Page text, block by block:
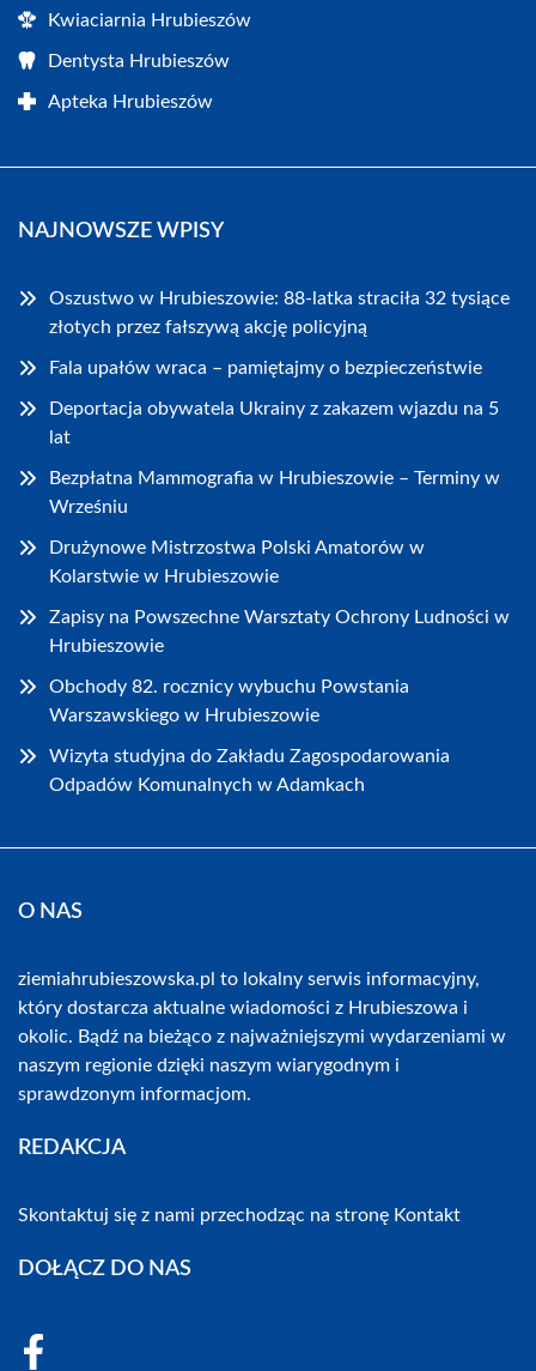
Kwiaciarnia Hrubieszów
Dentysta Hrubieszów
Apteka Hrubieszów
NAJNOWSZE WPISY
Oszustwo w Hrubieszowie: 88-latka straciła 32 tysiące
złotych przez fałszywą akcję policyjną
Fala upałów wraca – pamiętajmy o bezpieczeństwie
Deportacja obywatela Ukrainy z zakazem wjazdu na 5
lat
Bezpłatna Mammografia w Hrubieszowie – Terminy w
Wrześniu
Drużynowe Mistrzostwa Polski Amatorów w
Kolarstwie w Hrubieszowie
Zapisy na Powszechne Warsztaty Ochrony Ludności w
Hrubieszowie
Obchody 82. rocznicy wybuchu Powstania
Warszawskiego w Hrubieszowie
Wizyta studyjna do Zakładu Zagospodarowania
Odpadów Komunalnych w Adamkach
O NAS
ziemiahrubieszowska.pl to lokalny serwis informacyjny,
który dostarcza aktualne wiadomości z Hrubieszowa i
okolic. Bądź na bieżąco z najważniejszymi wydarzeniami w
naszym regionie dzięki naszym wiarygodnym i
sprawdzonym informacjom.
REDAKCJA
Skontaktuj się z nami przechodząc na stronę Kontakt
DOŁĄCZ DO NAS